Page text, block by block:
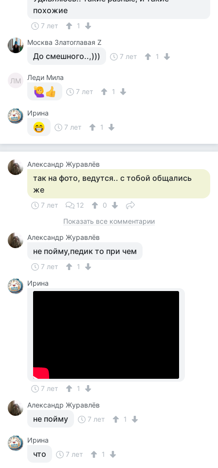
похожие
7 лет
1
Москва Златоглавая Z
До смешного..,))) 7 лет 1
ЛМ
Леди Мила
7 лет
1
Ирина
7 лет
1
Александр Журавлёв
так на фото, ведутся.. с тобой общались
же
7 лет 12
0
Показать все комментарии
Александр Журавлёв
не пойму,педик то при чем
7 лет
1
Ирина
7 лет
1
Александр Журавлёв
не пойму 7 лет 1
Ирина
что 7 лет 1